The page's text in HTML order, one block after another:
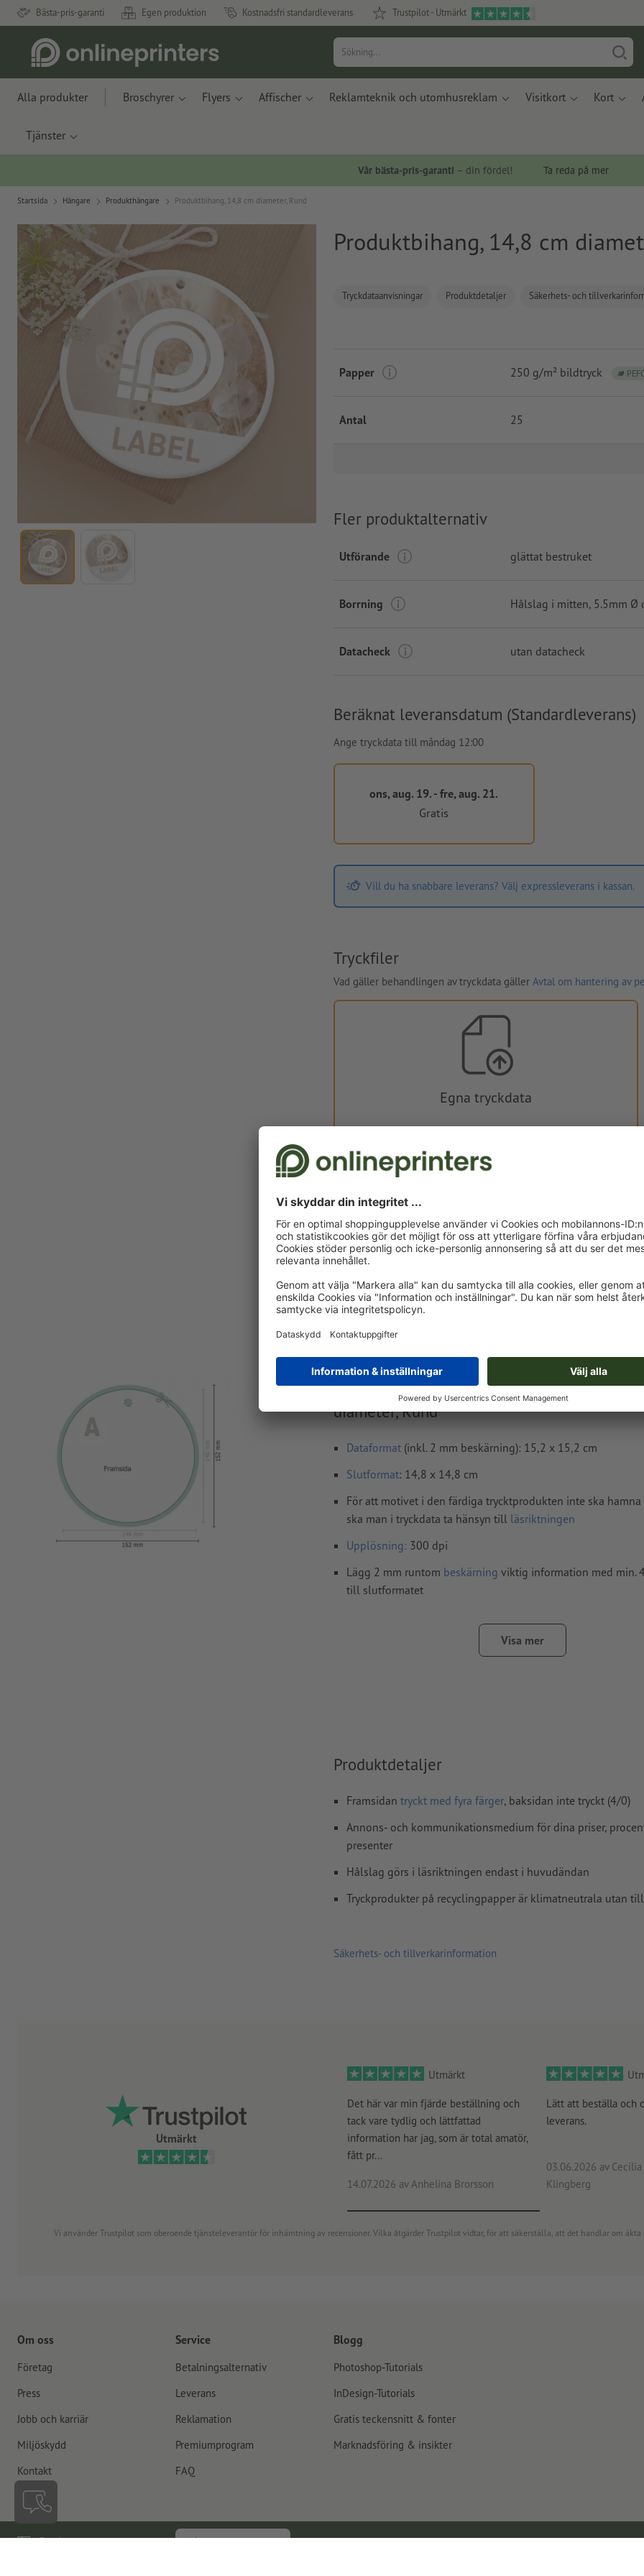
Bästa-pris-garanti Egen produktion Kostnadsfri standardleverans Trustpilot - Utmärkt
Alla produkter Broschyrer Flyers Affischer Reklamteknik och utomhusreklam Visitkort Kort
Tjänster
Vår bästa-pris-garanti – din fördel! Ta reda på mer
Startsida Hängare Produkthängare Produktbihang, 14,8 cm diameter, Rund
Produktbihang, 14,8 cm
Tryckdataanvisningar Produktdetaljer Säkerhets- och
Papper 250 g/m² bildtryck PEFC
Antal 25
Fler produktalternativ
Utförande glättat bestruket
Borrning Hålslag i mitten, 5.5mm Ø
Datacheck utan datacheck
Beräknat leveransdatum (Standardleverans)
Ange tryckdata till måndag 12:00
ons, aug. 19. - fre, aug. 21.
Gratis
Vill du ha snabbare leverans? Välj expressleverans i kassan.
Tryckfiler
Vad gäller behandlingen av tryckdata gäller Avtal om hantering av
Egna tryckdata
exkl. moms
ons, aug. 19. - fre, aug. 21.
Vikt: ca.107,5 g
Tryckdataanvisningar Produktbihang, 14,8
diameter, Rund
Dataformat (inkl. 2 mm beskärning): 15,2 x 15,2 cm
Slutformat: 14,8 x 14,8 cm
För att motivet i den färdiga trycktprodukten inte ska hamna
ska man i tryckdata ta hänsyn till läsriktningen
Upplösning: 300 dpi
Lägg 2 mm runtom beskärning viktig information med min.
till slutformatet
CMYK, FOGRA51 (PSO Coated v3) för bestruket
kommentarerraderas och kommer inte att tryckas
Hur skapar jag utskriftsdata korrekt?
Visa mer
Produktdetaljer
Framsidan tryckt med fyra färger, baksidan inte tryckt (4/0)
Annons- och kommunikationsmedium för dina priser,
presenter
Hålslag görs i läsriktningen endast i huvudändan
Tryckprodukter på recyclingpapper är klimatneutrala utan
Säkerhets- och tillverkarinformation
Utmärkt
Utmärkt
Det här var min fjärde beställning och
tack vare tydlig och lättfattad
information har jag, som är total amatör,
fått pr...
14.07.2026 av Anhelina Brorsson
Lätt att beställa och
leverans.
03.06.2026 av
Klingberg
Vi använder Trustpilot som oberoende tjänsteleverantör för inhämtning av recensioner. Vilka åtgärder Trustpilot vidtar, för att säkerställa, att det handlar om äkta
Om oss
Företag
Press
Jobb och karriär
Miljöskydd
Kontakt
Service
Betalningsalternativ
Leverans
Reklamation
Premiumprogram
FAQ
Blogg
Photoshop-Tutorials
InDesign-Tutorials
Gratis teckensnitt & fonter
Marknadsföring & insikter
Sverige